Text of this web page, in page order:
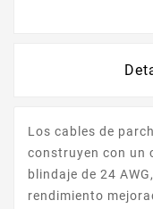
Los cables de
construyen con un
blindaje de 24
rendimiento